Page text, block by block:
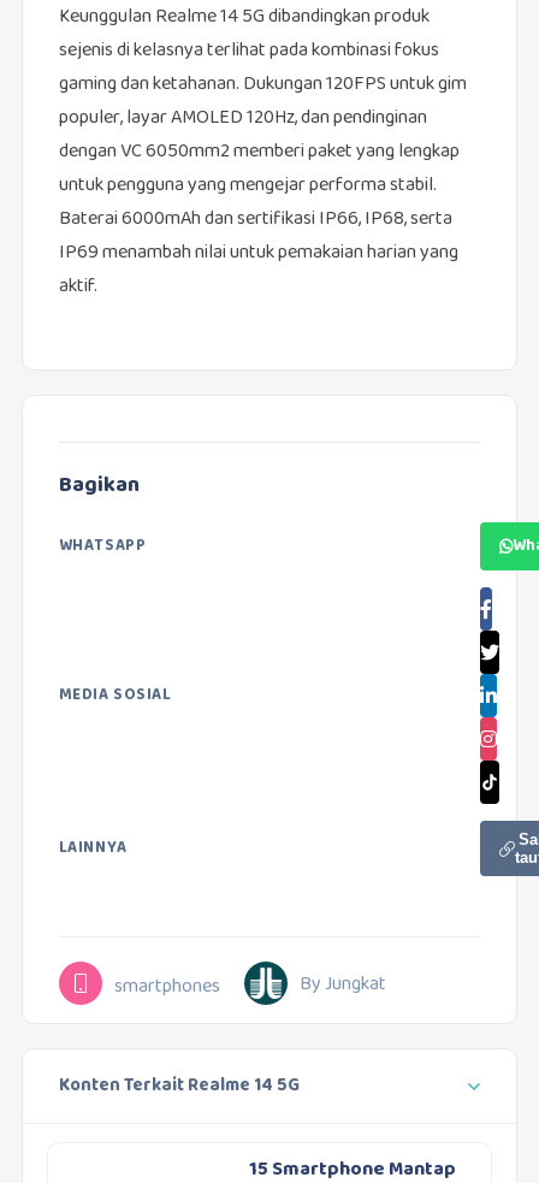
Keunggulan Realme 14 5G dibandingkan produk
sejenis di kelasnya terlihat pada kombinasi fokus
gaming dan ketahanan. Dukungan 120FPS untuk gim
populer, layar AMOLED 120Hz, dan pendinginan
dengan VC 6050mm2 memberi paket yang lengkap
untuk pengguna yang mengejar performa stabil.
Baterai 6000mAh dan sertifikasi IP66, IP68, serta
IP69 menambah nilai untuk pemakaian harian yang
aktif.
Bagikan
WHATSAPP
MEDIA SOSIAL
LAINNYA
smartphones By Jungkat
Konten Terkait Realme 14 5G
15 Smartphone Mantap